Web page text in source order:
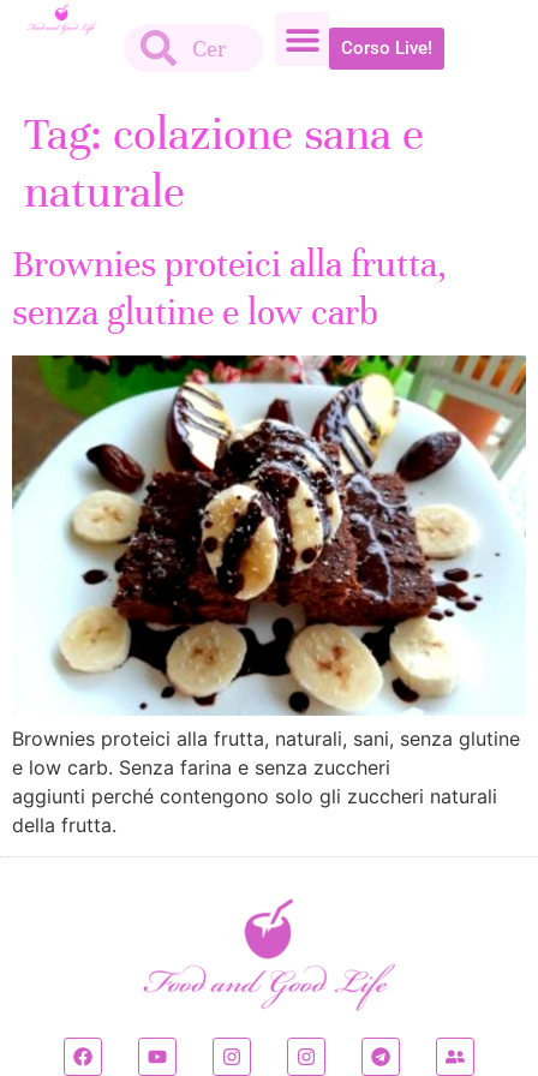
Corso Live!
Tag: colazione sana e
naturale
Brownies proteici alla frutta,
senza glutine e low carb
Brownies proteici alla frutta, naturali, sani, senza glutine
e low carb. Senza farina e senza zuccheri
aggiunti perché contengono solo gli zuccheri naturali
della frutta.